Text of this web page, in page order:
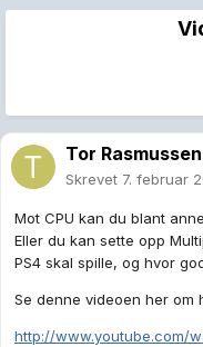
Tor Rasmussen
Skrevet 7. februar
Mot CPU kan du blant
Eller du kan sette opp
PS4 skal spille, og hvor
Se denne videoen her om
http://www.youtube.com/